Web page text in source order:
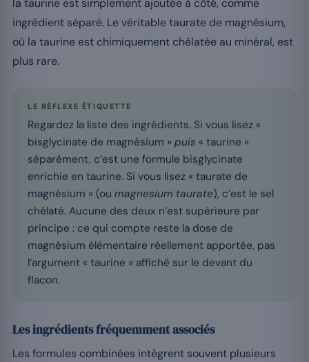
la taurine est simplement ajoutée à côté, comme
ingrédient séparé. Le véritable taurate de magnésium,
où la taurine est chimiquement chélatée au minéral, est
plus rare.
LE RÉFLEXE ÉTIQUETTE
Regardez la liste des ingrédients. Si vous lisez «
bisglycinate de magnésium » puis « taurine »
séparément, c’est une formule bisglycinate
enrichie en taurine. Si vous lisez « taurate de
magnésium » (ou magnesium taurate), c’est le sel
chélaté. Aucune des deux n’est supérieure par
principe : ce qui compte reste la dose de
magnésium élémentaire réellement apportée, pas
l’argument « taurine » affiché sur le devant du
flacon.
Les ingrédients fréquemment associés
Les formules combinées intègrent souvent plusieurs